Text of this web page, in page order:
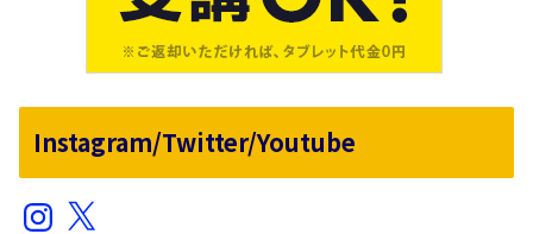
Instagram/Twitter/Youtube
Instagram
X